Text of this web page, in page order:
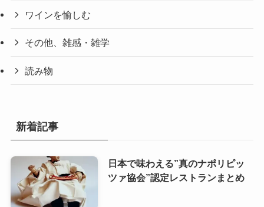
ワインを愉しむ
その他、雑感・雑学
読み物
新着記事
日本で味わえる”真のナポリピッ
ツァ協会”認定レストランまとめ